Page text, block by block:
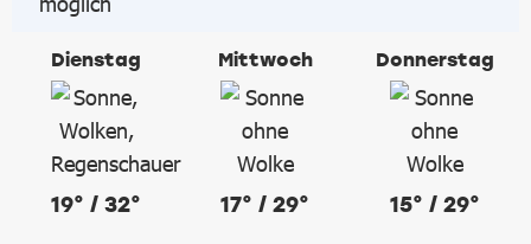
Dienstag
19° / 32°
Mittwoch
17° / 29°
Donnerstag
15° / 29°